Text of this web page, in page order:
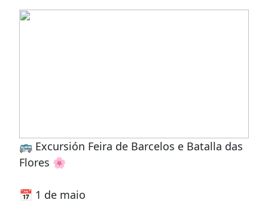
🚌 Excursión Feira de Barcelos e Batalla das
Flores 🌸
📅 1 de maio